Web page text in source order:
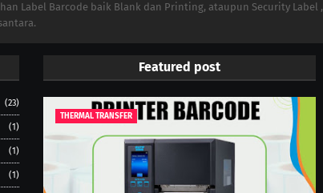
Label Barcode baik Blank dan Printing, ataupun Security Label ,
(23)
(1)
(1)
(1)
Featured post
THERMAL TRANSFER